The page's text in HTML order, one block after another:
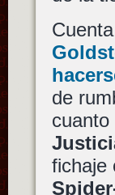
de
fichaje